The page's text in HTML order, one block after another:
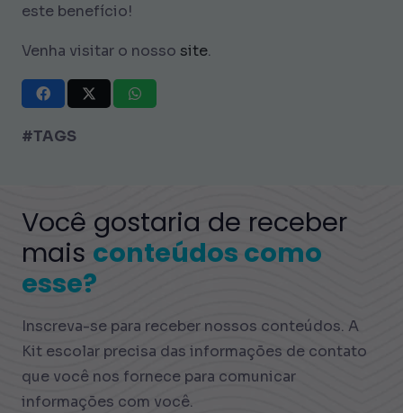
este benefício!
Venha visitar o nosso site.
#TAGS
Você gostaria de receber
mais conteúdos como
esse?
Inscreva-se para receber nossos conteúdos. A
Kit escolar precisa das informações de contato
que você nos fornece para comunicar
informações com você.